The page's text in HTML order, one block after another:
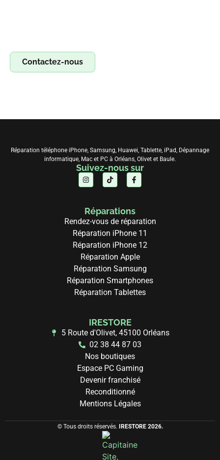
Contactez-nous
Réparation téléphone iPhone, Samsung, Huawei, Tablette, iPad, Dépannage
informatique, Mac et PC à Orléans, Olivet et Baule.
Suivez-nous sur
Réparations
Rendez-vous de réparation
Réparation iPhone 11
Réparation iPhone 12
Réparation Apple
Réparation Samsung
Réparation Smartphones
Réparation Tablettes
IRESTORE
5 Route d'Olivet, 45100 Orléans
02 38 44 87 03
Nos boutiques
Espace PC Gaming
Devenir franchisé
Reconditionné
Mentions Légales
© Tous droits réservés. IRESTORE 2026.